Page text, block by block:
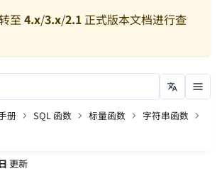
至 4.x/3.x/2.1正式版本文档进行查
册 SQL 函数 标量函数
字符串函数
更新